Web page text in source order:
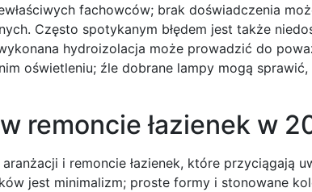
fachowców; brak doświadczenia
Często spotykanym błędem jest także
hydroizolacja może prowadzić do
oświetleniu; źle dobrane lampy mogą sprawić,
remoncie łazienek w
i remoncie łazienek, które przyciągają
jest minimalizm; proste formy i stonowane